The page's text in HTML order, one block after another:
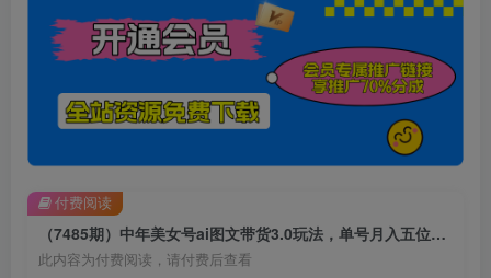
（7485期）中年美女号ai图文带货3.0玩法，单号月入五位数，可多账号矩阵，全AI创作…
此内容为付费阅读，请付费后查看
付费阅读